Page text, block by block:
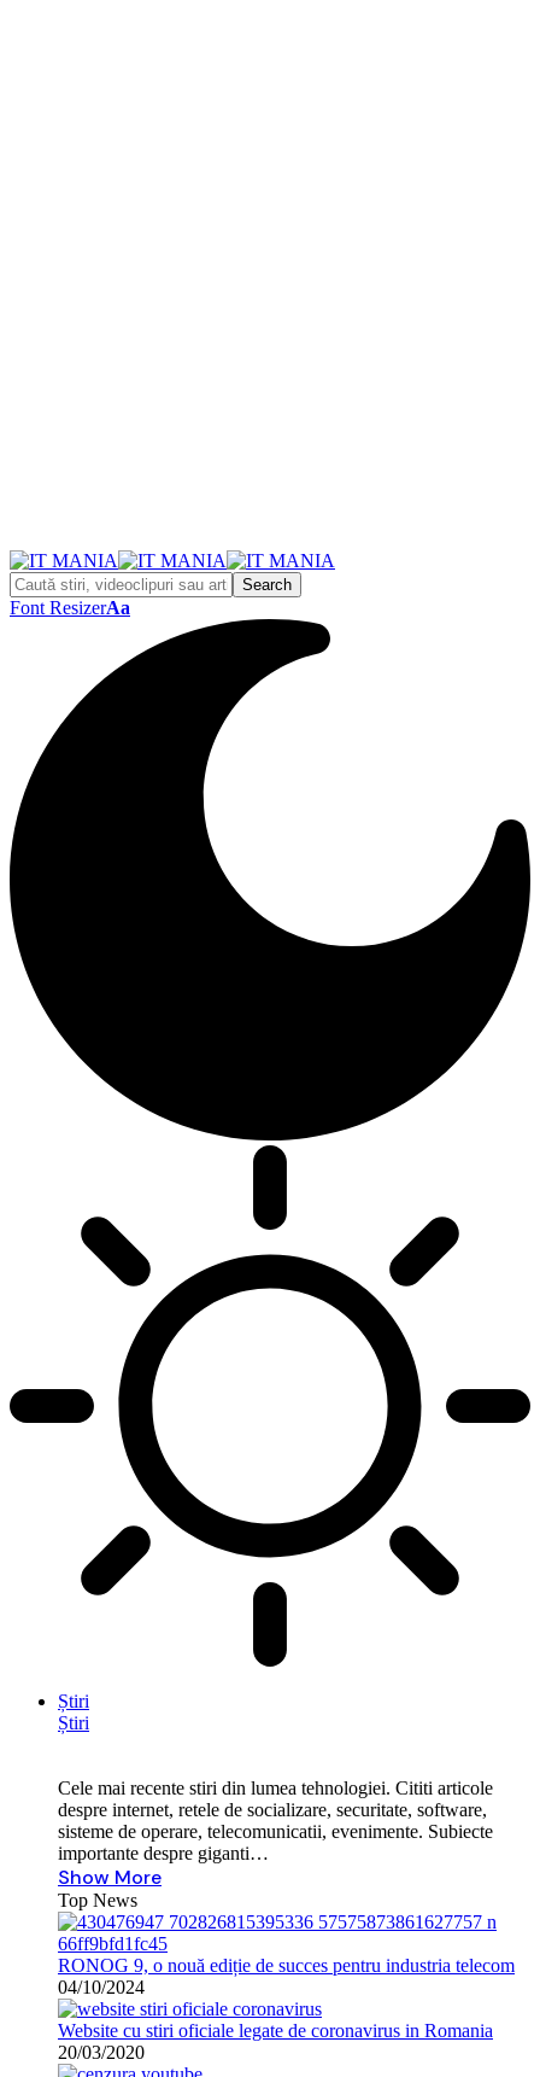
Font ResizerAa
Știri
Știri
Cele mai recente stiri din lumea tehnologiei. Cititi articole
despre internet, retele de socializare, securitate, software,
sisteme de operare, telecomunicatii, evenimente. Subiecte
importante despre giganti…
Show More
Top News
RONOG 9, o nouă ediție de succes pentru industria telecom
04/10/2024
Website cu stiri oficiale legate de coronavirus in Romania
20/03/2020